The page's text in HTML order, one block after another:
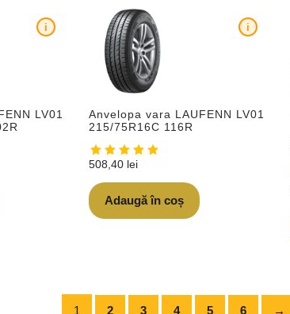
LV01
i
Anvelopa vara LAUFENN LV01
215/75R16C 116R
i
508,40 lei
Adaugă în coș
1 2 3 4 5 6 →